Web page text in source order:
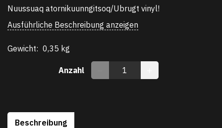
Nuussuaq atornikuunngitsoq/Ubrugt vinyl!
Ausführliche Beschreibung anzeigen
Gewicht: 0,35 kg
Anzahl
Beschreibung